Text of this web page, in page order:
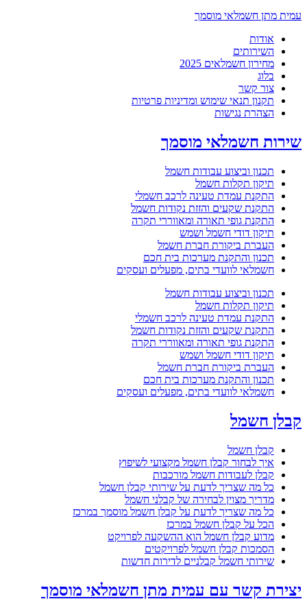
עמית מתן חשמלאי מוסמך
אודות
השירותים
מחירון חשמלאים 2025
בלוג
צור קשר
תקנון תנאי שימוש ומדיניות פרטיות
הצהרת נגישות
שירות חשמלאי מוסמך
תכנון וביצוע עבודות חשמל
תיקון תקלות חשמל
התקנת עמדת טעינה לרכב חשמלי
התקנת שקעים והזזת נקודות חשמל
התקנת גופי תאורה ומאווררי תקרה
תיקון דודי חשמל ושמש
העברת ביקורת חברת חשמל
תכנון והתקנת מערכות בית חכם
חשמלאי לוועדי בתים, מפעלים ועסקים
תכנון וביצוע עבודות חשמל
תיקון תקלות חשמל
התקנת עמדת טעינה לרכב חשמלי
התקנת שקעים והזזת נקודות חשמל
התקנת גופי תאורה ומאווררי תקרה
תיקון דודי חשמל ושמש
העברת ביקורת חברת חשמל
תכנון והתקנת מערכות בית חכם
חשמלאי לוועדי בתים, מפעלים ועסקים
קבלן חשמל
קבלן חשמל
איך לבחור קבלן חשמל מקצועי לשיפוץ
קבלן לעבודות חשמל מורכבות
כל מה שצריך לדעת על שירותי קבלן חשמל
מדריך מצוין לבחירה של קבלני חשמל
כל מה שצריך לדעת על קבלן חשמל מוסמך במרכז
הכל על קבלן חשמל במרכז
מדוע קבלן חשמל הוא ההשקעה לפרויקט
הסמכות קבלן חשמל לפרויקטים
שירותי חשמל קבלניים לדירות חדשות
יצירת קשר עם עמית מתן חשמלאי מוסמך